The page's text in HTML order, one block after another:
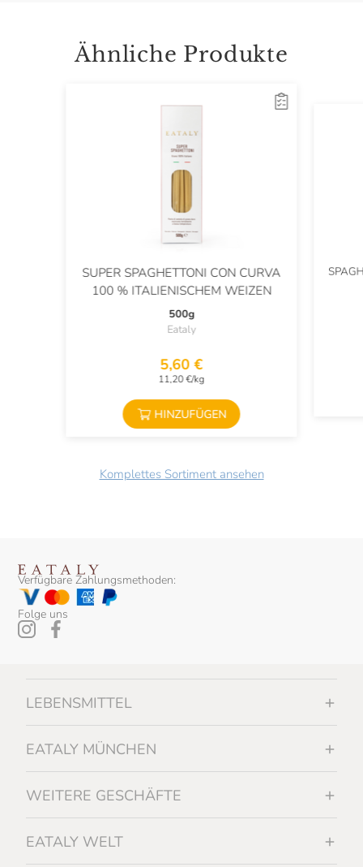
Ähnliche Produkte
SUPER SPAGHETTONI CON CURVA
100 % ITALIENISCHEM WEIZEN
500g
Eataly
5,60 €
11,20 €/kg
HINZUFÜGEN
Komplettes Sortiment ansehen
Verfügbare Zahlungsmethoden:
Folge uns
LEBENSMITTEL
EATALY MÜNCHEN
WEITERE GESCHÄFTE
EATALY WELT